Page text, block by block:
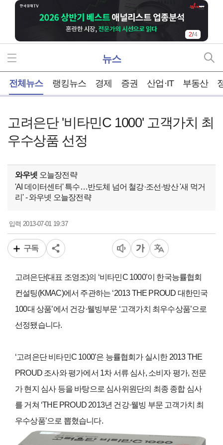
2/4
뉴스
전체뉴스 랭킹뉴스 경제 증권 산업·IT 부동산
고려은단 '비타민C 1000' 고객가치 최
우수상품 선정
와우넷 오늘장전략
'AI 데이터센터' 특수…반도체 넘어 철강·조선·방산 '새 먹거
리' - 와우넷 오늘장전략
입력2013-07-01 19:37
구독
고려은단(대표 조영조)의 ‘비타민C 1000’이 한국능률협회
컨설팅(KMAC)에서 주관하는 ‘2013 THE PROUD 대한민국
100대 상품’에서 건강·웰빙부문 ‘고객가치 최우수상품’으로
선정됐습니다.
‘고려은단 비타민C 1000’은 능률협회가 실시한2013 THE
PROUD 조사와 평가에서 1차 서류 심사, 소비자 평가, 전문
가 현지 심사 등을 바탕으로 심사위원단의 최종 종합 심사
를 거쳐 ‘THE PROUD 2013년 건강·웰빙 부문 고객가치 최
우수상품’으로 뽑혔습니다.